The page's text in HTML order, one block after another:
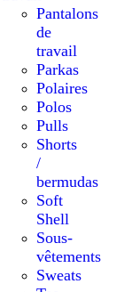
Pantalons
de
travail
Parkas
Polaires
Polos
Pulls
Shorts
/
bermudas
Soft
Shell
Sous-
vêtements
Sweats